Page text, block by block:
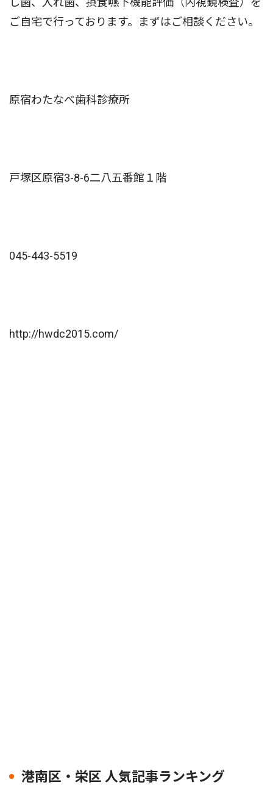
ご自宅で行っております。まずはご相談ください。
原宿わたなべ歯科診療所
戸塚区原宿3-8-6二八五番館１階
045-443-5519
http://hwdc2015.com/
港南区・栄区 人気記事ランキング